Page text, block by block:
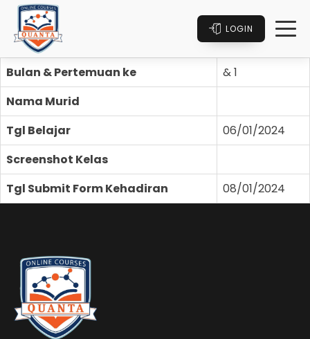
LOGIN
Bulan & Pertemuan ke
& 1
Nama Murid
Tgl Belajar
06/01/2024
Screenshot Kelas
Tgl Submit Form Kehadiran
08/01/2024